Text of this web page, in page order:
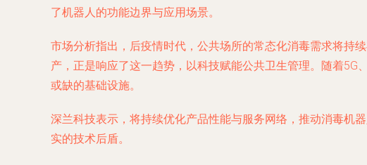
了机器人的功能边界与应用场景。
市场分析指出，后疫情时代，公共场所的常态化消毒需求将持
产，正是响应了这一趋势，以科技赋能公共卫生管理。随着
或缺的基础设施。
深兰科技表示，将持续优化产品性能与服务网络，推动消毒机
实的技术后盾。